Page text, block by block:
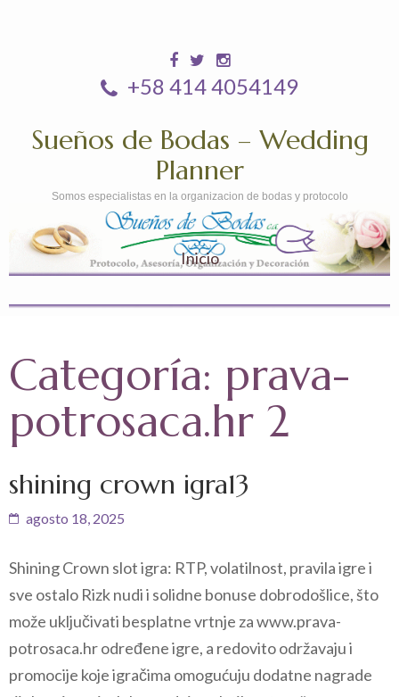
+58 414 4054149
Sueños de Bodas – Wedding
Planner
Somos especialistas en la organizacion de bodas y protocolo
Inicio
Categoría: prava-
potrosaca.hr 2
shining crown igra13
agosto 18, 2025
Shining Crown slot igra: RTP, volatilnost, pravila igre i
sve ostalo Rizk nudi i solidne bonuse dobrodošlice, što
može uključivati besplatne vrtnje za www.prava-
potrosaca.hr određene igre, a redovito održavaju i
promocije koje igračima omogućuju dodatne nagrade